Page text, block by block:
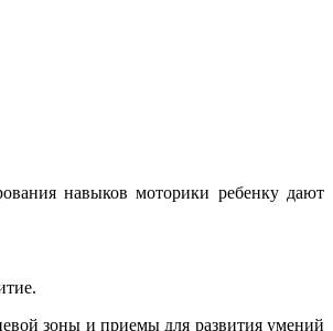
навыков моторики ребенку дают
зоны и приемы для развития умений